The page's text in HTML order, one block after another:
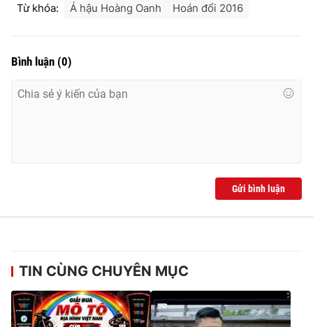
Từ khóa: Á hậu Hoàng Oanh Hoán đổi 2016
Bình luận (0)
Gửi bình luận
TIN CÙNG CHUYÊN MỤC